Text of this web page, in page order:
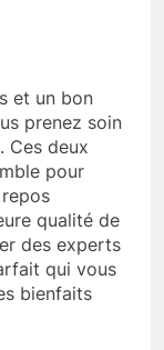
et un bon
prenez soin
Ces deux
pour
qualité de
des experts
qui vous
bienfaits